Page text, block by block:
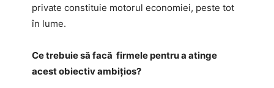
private constituie motorul economiei, peste tot
în lume.
Ce trebuie să facă firmele pentru a atinge
acest obiectiv ambițios?